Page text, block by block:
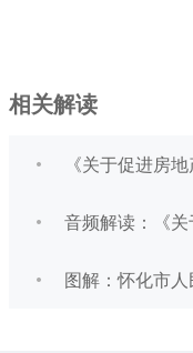
相关解读